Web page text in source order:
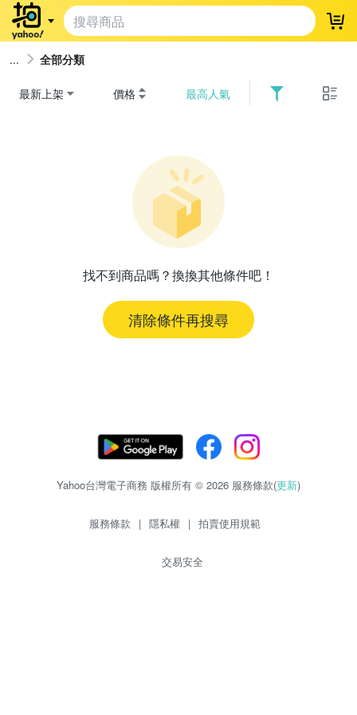
登
全部分類
最新上架 價格 最高人氣
找不到商品嗎？換換其他條件吧！
清除條件再搜尋
Yahoo台灣電子商務 版權所有 © 2026 服務條款(更新)
服務條款 | 隱私權 | 拍賣使用規範
交易安全